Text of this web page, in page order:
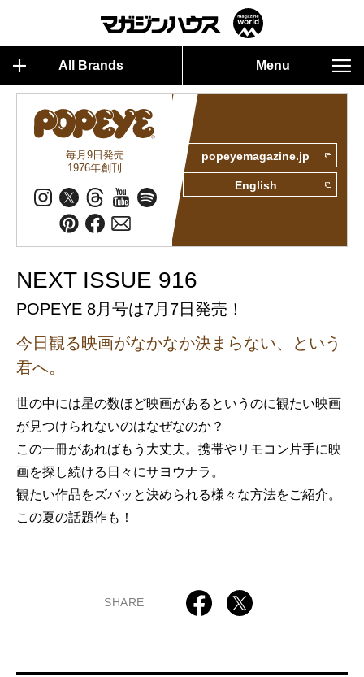
All Brands Menu
毎月9日発売
1976年創刊
popeyemagazine.jp
English
NEXT ISSUE 916
POPEYE 8月号は7月7日発売！
今日観る映画がなかなか決まらない、という
君へ。
世の中には星の数ほど映画があるというのに観たい映画
が見つけられないのはなぜなのか？
この一冊があればもう大丈夫。携帯やリモコン片手に映
画を探し続ける日々にサヨウナラ。
観たい作品をズバッと決められる様々な方法をご紹介。
この夏の話題作も！
SHARE